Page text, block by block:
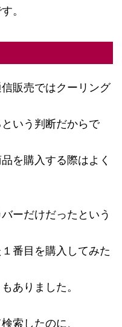
。
販売ではクーリング
いう判断だからで
を購入する際はよく
ーだけだったという
番目を購入してみた
ありました。
索したのに、